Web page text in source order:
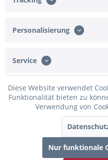
Beschreibung
Folie Größe:...
Bewertungen
Bewertungen lesen,
Infos zum Hersteller
Folgende Infos zum
Personalisierung
Service
Diese Website verwendet
Funktionalität bieten zu
Verwendung von
Nur funktionale